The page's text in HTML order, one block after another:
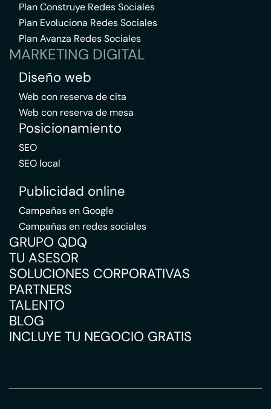
Plan Construye Redes Sociales
Plan Evoluciona Redes Sociales
Plan Avanza Redes Sociales
MARKETING DIGITAL
Diseño web
Web con reserva de cita
Web con reserva de mesa
Posicionamiento
SEO
SEO local
Publicidad online
Campañas en Google
Campañas en redes sociales
GRUPO QDQ
TU ASESOR
SOLUCIONES CORPORATIVAS
PARTNERS
TALENTO
BLOG
INCLUYE TU NEGOCIO GRATIS